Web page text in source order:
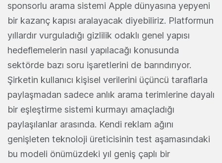
sponsorlu arama sistemi Apple dünyasına yepyeni
bir kazanç kapısı aralayacak diyebiliriz. Platformun
yıllardır vurguladığı gizlilik odaklı genel yapısı
hedeflemelerin nasıl yapılacağı konusunda
sektörde bazı soru işaretlerini de barındırıyor.
Şirketin kullanıcı kişisel verilerini üçüncü taraflarla
paylaşmadan sadece anlık arama terimlerine dayalı
bir eşleştirme sistemi kurmayı amaçladığı
paylaşılanlar arasında. Kendi reklam ağını
genişleten teknoloji üreticisinin test aşamasındaki
bu modeli önümüzdeki yıl geniş çaplı bir